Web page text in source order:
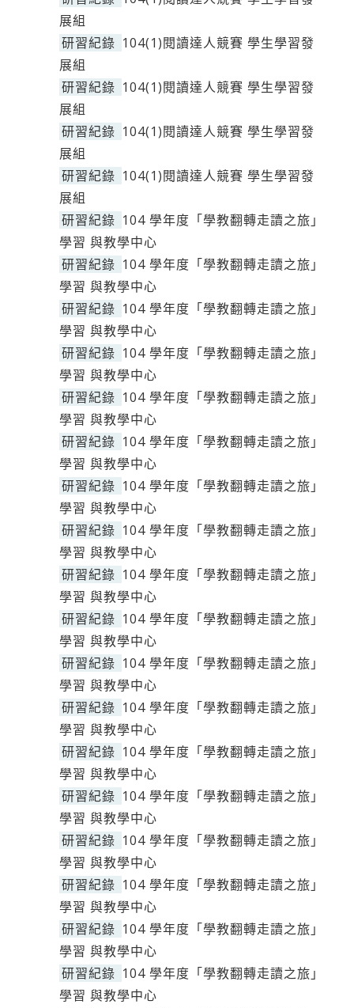
展組
研習紀錄 104(1)閱讀達人競賽 學生學習發
展組
研習紀錄 104(1)閱讀達人競賽 學生學習發
展組
研習紀錄 104(1)閱讀達人競賽 學生學習發
展組
研習紀錄 104(1)閱讀達人競賽 學生學習發
展組
研習紀錄 104 學年度「學教翻轉走讀之旅」
學習 與教學中心
研習紀錄 104 學年度「學教翻轉走讀之旅」
學習 與教學中心
研習紀錄 104 學年度「學教翻轉走讀之旅」
學習 與教學中心
研習紀錄 104 學年度「學教翻轉走讀之旅」
學習 與教學中心
研習紀錄 104 學年度「學教翻轉走讀之旅」
學習 與教學中心
研習紀錄 104 學年度「學教翻轉走讀之旅」
學習 與教學中心
研習紀錄 104 學年度「學教翻轉走讀之旅」
學習 與教學中心
研習紀錄 104 學年度「學教翻轉走讀之旅」
學習 與教學中心
研習紀錄 104 學年度「學教翻轉走讀之旅」
學習 與教學中心
研習紀錄 104 學年度「學教翻轉走讀之旅」
學習 與教學中心
研習紀錄 104 學年度「學教翻轉走讀之旅」
學習 與教學中心
研習紀錄 104 學年度「學教翻轉走讀之旅」
學習 與教學中心
研習紀錄 104 學年度「學教翻轉走讀之旅」
學習 與教學中心
研習紀錄 104 學年度「學教翻轉走讀之旅」
學習 與教學中心
研習紀錄 104 學年度「學教翻轉走讀之旅」
學習 與教學中心
研習紀錄 104 學年度「學教翻轉走讀之旅」
學習 與教學中心
研習紀錄 104 學年度「學教翻轉走讀之旅」
學習 與教學中心
研習紀錄 104 學年度「學教翻轉走讀之旅」
學習 與教學中心